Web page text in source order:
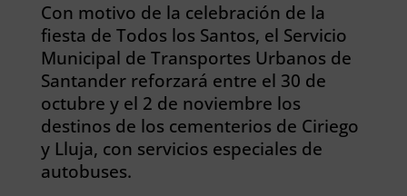
Con motivo de la celebración de la
fiesta de Todos los Santos, el Servicio
Municipal de Transportes Urbanos de
Santander reforzará entre el 30 de
octubre y el 2 de noviembre los
destinos de los cementerios de Ciriego
y Lluja, con servicios especiales de
autobuses.